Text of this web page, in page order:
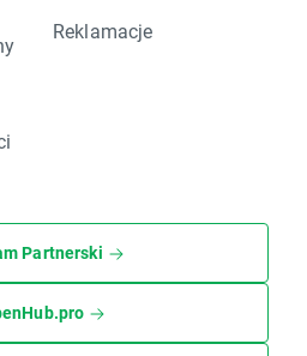
Reklamacje
Partnerski